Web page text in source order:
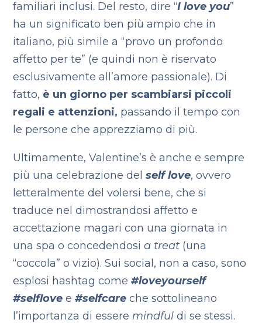
familiari inclusi. Del resto, dire “I love you”
ha un significato ben più ampio che in
italiano, più simile a “provo un profondo
affetto per te” (e quindi non è riservato
esclusivamente all’amore passionale). Di
fatto, è un giorno per scambiarsi piccoli
regali e attenzioni, passando il tempo con
le persone che apprezziamo di più.
Ultimamente, Valentine’s è anche e sempre
più una celebrazione del self love, ovvero
letteralmente del volersi bene, che si
traduce nel dimostrandosi affetto e
accettazione magari con una giornata in
una spa o concedendosia treat (una
“coccola” o vizio). Sui social, non a caso, sono
esplosi hashtag come #loveyourself
#selflove e #selfcare che sottolineano
l’importanza di essere mindfuldi se stessi.